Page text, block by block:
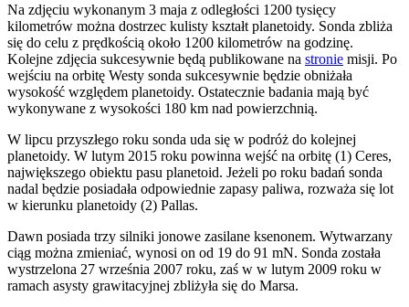
Na zdjęciu wykonanym 3 maja z odległości 1200 tysięcy
kilometrów można dostrzec kulisty kształt planetoidy. Sonda zbliża
się do celu z prędkością około 1200 kilometrów na godzinę.
Kolejne zdjęcia sukcesywnie będą publikowane na stronie misji. Po
wejściu na orbitę Westy sonda sukcesywnie będzie obniżała
wysokość względem planetoidy. Ostatecznie badania mają być
wykonywane z wysokości 180 km nad powierzchnią.
W lipcu przyszłego roku sonda uda się w podróż do kolejnej
planetoidy. W lutym 2015 roku powinna wejść na orbitę (1) Ceres,
największego obiektu pasu planetoid. Jeżeli po roku badań sonda
nadal będzie posiadała odpowiednie zapasy paliwa, rozważa się lot
w kierunku planetoidy (2) Pallas.
Dawn posiada trzy silniki jonowe zasilane ksenonem. Wytwarzany
ciąg można zmieniać, wynosi on od 19 do 91 mN. Sonda została
wystrzelona 27 września 2007 roku, zaś w w lutym 2009 roku w
ramach asysty grawitacyjnej zbliżyła się do Marsa.